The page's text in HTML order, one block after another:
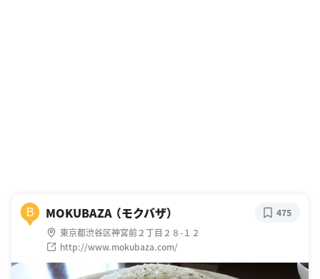
B MOKUBAZA （モクバザ）
東京都渋谷区神宮前２丁目２８-１２
http://www.mokubaza.com/
475